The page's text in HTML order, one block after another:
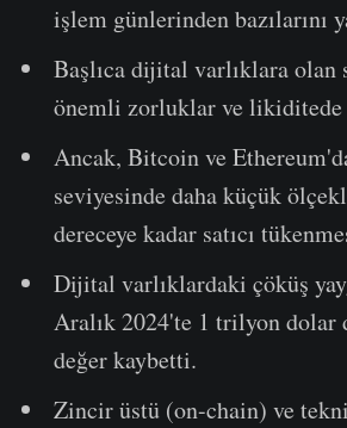
işlem günlerinden bazılarını
Başlıca dijital varlıklara olan
önemli zorluklar ve likiditede
Ancak, Bitcoin ve
seviyesinde daha küçük
dereceye kadar satıcı
Dijital varlıklardaki çöküş
Aralık 2024'te 1 trilyon dolar
değer kaybetti.
Zincir üstü (on-chain) ve